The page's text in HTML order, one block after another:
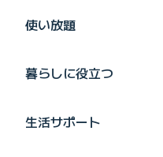
使い放題
暮らしに役立つ
生活サポート